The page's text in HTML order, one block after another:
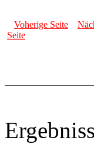
Voherige Seite
Seite